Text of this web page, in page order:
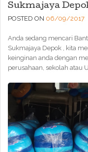
Sukmajaya
POSTED ON 06/09/2017
Anda sedang mencari
Sukmajaya Depok , kita
keinginan anda dengan
perusahaan, sekolah atau